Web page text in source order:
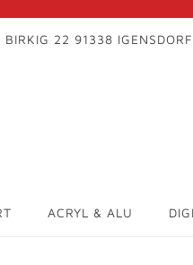
22 91338 IGENSDORF
ACRYL & ALU